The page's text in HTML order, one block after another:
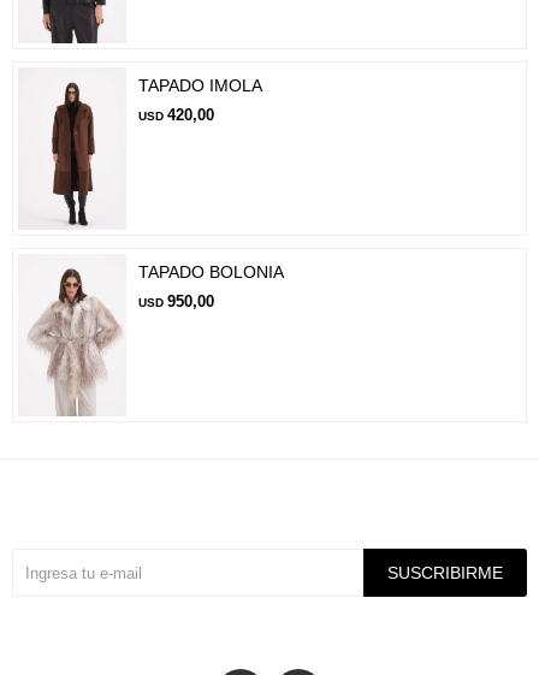
TAPADO IMOLA
USD 420,00
TAPADO BOLONIA
USD 950,00
SUSCRIBIRME